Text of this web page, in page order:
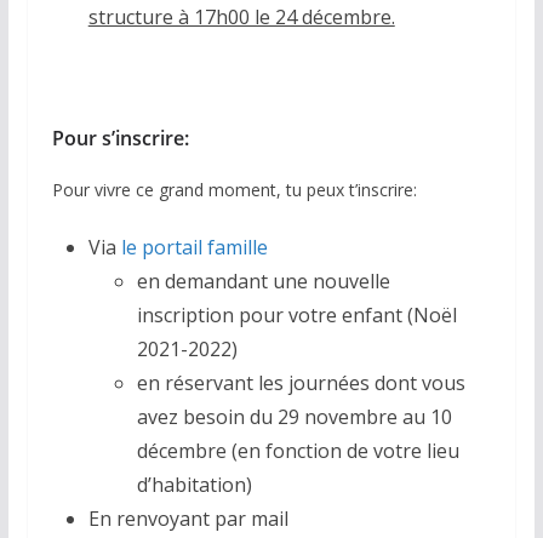
structure à 17h00 le 24 décembre.
Pour s’inscrire:
Pour vivre ce grand moment, tu peux t’inscrire:
Via le portail famille
en demandant une nouvelle
inscription pour votre enfant (Noël
2021-2022)
en réservant les journées dont vous
avez besoin du 29 novembre au 10
décembre (en fonction de votre lieu
d’habitation)
En renvoyant par mail